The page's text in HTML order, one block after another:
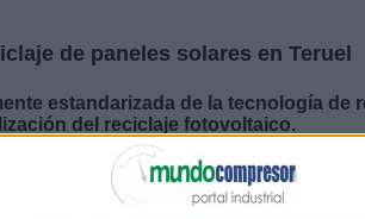
de paneles solares en Teruel
estandarizada de la tecnología de
del reciclaje fotovoltaico.
se destinarán a acelerar su próxima fase de
subvenciones francesas y europeas destinadas a